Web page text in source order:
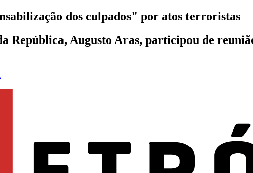
dos culpados" por atos terroristas
República, Augusto Aras, participou de